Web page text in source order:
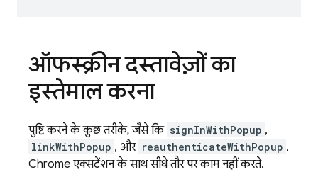
ऑफस्क्रीन दस्तावेज़ों का
इस्तेमाल करना
पुष्टि करने के कुछ तरीके, जैसे कि signInWithPopup ,
linkWithPopup , और reauthenticateWithPopup ,
Chrome एक्सटेंशन के साथ सीधे तौर पर काम नहीं करते.